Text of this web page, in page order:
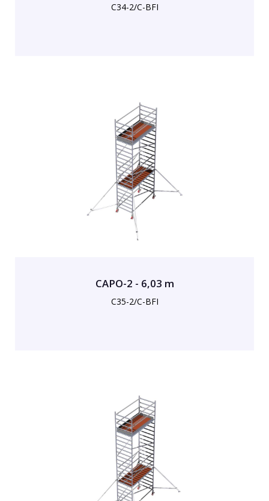
C34-2/C-BFI
CAPO-2 - 6,03 m
C35-2/C-BFI